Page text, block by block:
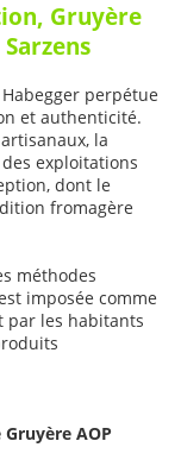
Gruyère
perpétue
et authenticité.
la
exploitations
dont le
fromagère
méthodes
imposée comme
par les habitants
AOP